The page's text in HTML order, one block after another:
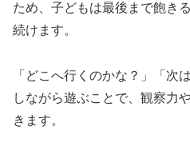
ため、子どもは最後まで飽き
続けます。
「どこへ行くのかな？」「次
しながら遊ぶことで、観察力
きます。